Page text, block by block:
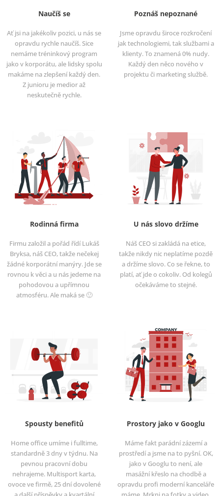
Naučíš se
Ať jsi na jakékoliv pozici, u nás se
opravdu rychle naučíš. Sice
nemáme tréninkový program
jako v korporátu, ale lidsky spolu
makáme na zlepšení každý den.
Z junioru je medior až
neskutečně rychle.
Poznáš nepoznané
Jsme opravdu široce rozkročení
jak technologiemi, tak službami a
klienty. To znamená 0% nudy.
Každý den něco nového v
projektu či marketing službě.
Rodinná firma
Firmu založil a pořád řídí Lukáš
Bryksa, náš CEO, takže nečekej
žádné korporátní manýry. Jde se
rovnou k věci a u nás jedeme na
pohodovou a upřímnou
atmosféru. Ale maká se 🙂
U nás slovo držíme
Náš CEO si zakládá na etice,
takže nikdy nic neplatíme pozdě
a držíme slovo. Co se řekne, to
platí, ať jde o cokoliv. Od kolegů
očekáváme to stejné.
Spousty benefitů
Home office umíme i fulltime,
standardně 3 dny v týdnu. Na
pevnou pracovní dobu
nehrajeme. Multisport karta,
ovoce ve firmě, 25 dní dovolené
Prostory jako v Googlu
Máme fakt parádní zázemí a
prostředí a jsme na to pyšní. OK,
jako v Googlu to není, ale
masážní křeslo na chodbě a
opravdu profi moderní kanceláře